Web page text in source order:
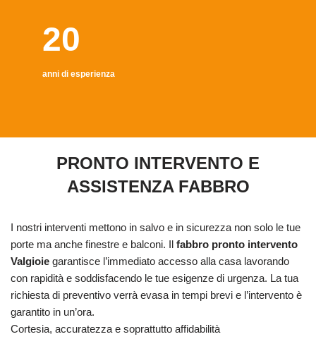
20
anni di esperienza
PRONTO INTERVENTO E
ASSISTENZA FABBRO
I nostri interventi mettono in salvo e in sicurezza non solo le tue
porte ma anche finestre e balconi. Il fabbro pronto intervento
Valgioie garantisce l’immediato accesso alla casa lavorando
con rapidità e soddisfacendo le tue esigenze di urgenza. La tua
richiesta di preventivo verrà evasa in tempi brevi e l’intervento è
garantito in un’ora.
Cortesia, accuratezza e soprattutto affidabilità